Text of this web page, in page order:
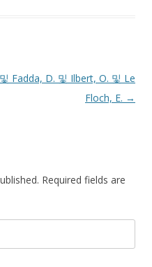
및 Fadda, D. 및 Ilbert, O. 및 Le
Floch, E. →
Required fields are